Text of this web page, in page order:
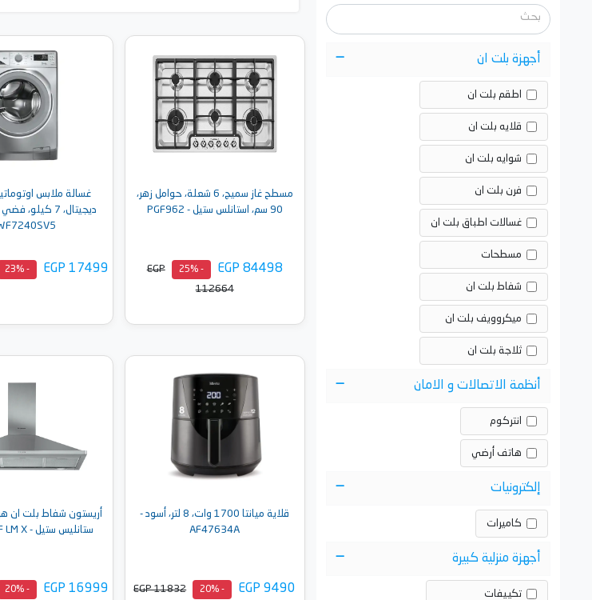
أجهزة بلت ان
اطقم بلت ان
قلايه بلت ان
شوايه بلت ان
فرن بلت ان
غسالات اطباق بلت ان
مسطحات
شفاط بلت ان
ميكروويف بلت ان
ثلاجة بلت ان
أنظمة الاتصالات و الامان
انتركوم
هاتف أرضي
إلكترونيات
كاميرات
أجهزة منزلية كبيرة
تكييفات
مسطح غاز سميج، 6 شعلة، حوامل زهر،
90 سم، استانلس ستيل - PGF962
EGP 84498
- 25%
EGP
112664
أضف إلى السلة
غسالة ملابس
EGP 17499
- 23%
أضف إلى السلة
قلاية ميانتا 1700 وات، 8 لتر، أسود -
AF47634A
EGP 9490
- 20%
EGP 11832
ستانليس ستيل - AHPN 9.4F LM X
EGP 16999
- 20%